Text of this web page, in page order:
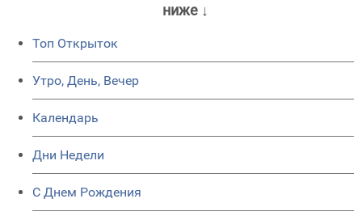
ниже ↓
Топ Открыток
Утро, День, Вечер
Календарь
Дни Недели
C Днем Рождения